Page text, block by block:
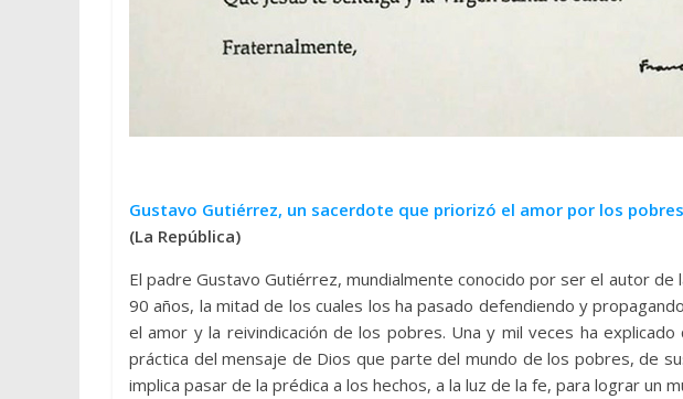
Gustavo Gutiérrez, un sacerdote que priorizó el amor por los pobres
(La República)
El padre Gustavo Gutiérrez, mundialmente conocido por ser el autor de
90 años, la mitad de los cuales los ha pasado defendiendo y
el amor y la reivindicación de los pobres. Una y mil veces ha
práctica del mensaje de Dios que parte del mundo de los pobres, de
implica pasar de la prédica a los hechos, a la luz de la fe, para lograr un